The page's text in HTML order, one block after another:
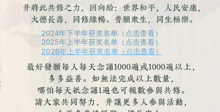
2024年下半年获奖名单（点击查看）
2025年上半年获奖名单（点击查看）
2026年上半年获奖名单（点击查看）